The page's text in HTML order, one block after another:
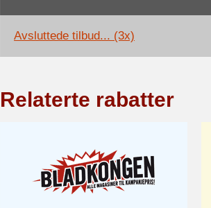
Avsluttede tilbud... (3x)
Relaterte rabatter